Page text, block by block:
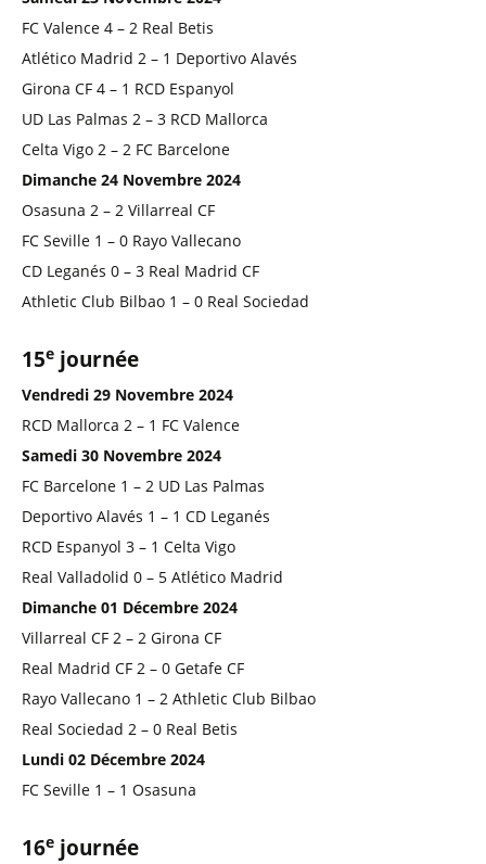
FC Valence 4 – 2 Real Betis
Atlético Madrid 2 – 1 Deportivo Alavés
Girona CF 4 – 1 RCD Espanyol
UD Las Palmas 2 – 3 RCD Mallorca
Celta Vigo 2 – 2 FC Barcelone
Dimanche 24 Novembre 2024
Osasuna 2 – 2 Villarreal CF
FC Seville 1 – 0 Rayo Vallecano
CD Leganés 0 – 3 Real Madrid CF
Athletic Club Bilbao 1 – 0 Real Sociedad
15e journée
Vendredi 29 Novembre 2024
RCD Mallorca 2 – 1 FC Valence
Samedi 30 Novembre 2024
FC Barcelone 1 – 2 UD Las Palmas
Deportivo Alavés 1 – 1 CD Leganés
RCD Espanyol 3 – 1 Celta Vigo
Real Valladolid 0 – 5 Atlético Madrid
Dimanche 01 Décembre 2024
Villarreal CF 2 – 2 Girona CF
Real Madrid CF 2 – 0 Getafe CF
Rayo Vallecano 1 – 2 Athletic Club Bilbao
Real Sociedad 2 – 0 Real Betis
Lundi 02 Décembre 2024
FC Seville 1 – 1 Osasuna
16e journée